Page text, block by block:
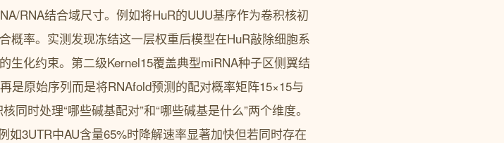
RNA结合域尺寸。例如将HuR的UUU基序作为卷积核初
概率。实测发现冻结这一层权重后模型在HuR敲除细胞系
生化约束。第二级Kernel15覆盖典型miRNA种子区侧翼结
是原始序列而是将RNAfold预测的配对概率矩阵15×15与
时处理“哪些碱基配对”和“哪些碱基是什么”两个维度。
如3UTR中AU含量65%时降解速率显著加快但若同时存在